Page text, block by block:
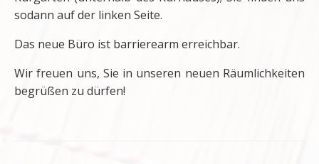
sodann auf der linken Seite.
Das neue Büro ist barrierearm erreichbar.
Wir freuen uns, Sie in unseren neuen Räumlichkeiten
begrüßen zu dürfen!